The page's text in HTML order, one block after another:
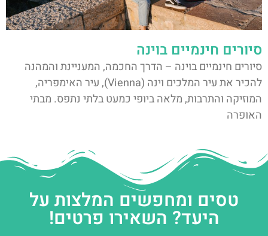
סיורים חינמיים בוינה
סיורים חינמיים בוינה – הדרך החכמה, המעניינת והמהנה
להכיר את עיר המלכים וינה (Vienna), עיר האימפריה,
המוזיקה והתרבות, מלאה ביופי כמעט בלתי נתפס. מבתי
האופרה
טסים ומחפשים המלצות על
היעד? השאירו פרטים!